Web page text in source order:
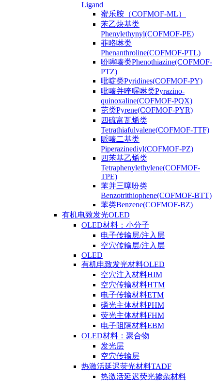
Ligand
蜜乐胺（COFMOF-ML）
苯乙炔基类
Phenylethynyl(COFMOF-PE)
菲咯啉类
Phenanthroline(COFMOF-PTL)
吩噻嗪类Phenothiazine(COFMOF-
PTZ)
吡啶类Pyridines(COFMOF-PY)
吡嗪并喹喔啉类Pyrazino-
quinoxaline(COFMOF-PQX)
芘类Pyrene(COFMOF-PYR)
四硫富瓦烯类
Tetrathiafulvalene(COFMOF-TTF)
哌嗪二基类
Piperazinediyl(COFMOF-PZ)
四苯基乙烯类
Tetraphenylethylene(COFMOF-
TPE)
苯并三噻吩类
Benzotrithiophene(COFMOF-BTT)
苯类Benzene(COFMOF-BZ)
有机电致发光OLED
OLED材料：小分子
电子传输层/注入层
空穴传输层/注入层
OLED
有机电致发光材料OLED
空穴注入材料HIM
空穴传输材料HTM
电子传输材料ETM
磷光主体材料PHM
荧光主体材料FHM
电子阻隔材料EBM
OLED材料：聚合物
发光层
空穴传输层
热激活延迟荧光材料TADF
热激活延迟荧光掺杂材料